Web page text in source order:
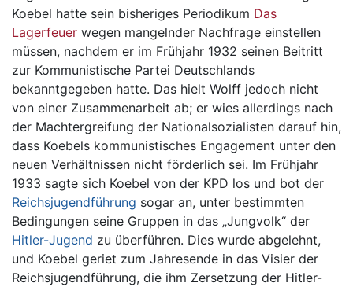
Koebel hatte sein bisheriges Periodikum Das
Lagerfeuer wegen mangelnder Nachfrage einstellen
müssen, nachdem er im Frühjahr 1932 seinen Beitritt
zur Kommunistische Partei Deutschlands
bekanntgegeben hatte. Das hielt Wolff jedoch nicht
von einer Zusammenarbeit ab; er wies allerdings nach
der Machtergreifung der Nationalsozialisten darauf hin,
dass Koebels kommunistisches Engagement unter den
neuen Verhältnissen nicht förderlich sei. Im Frühjahr
1933 sagte sich Koebel von der KPD los und bot der
Reichsjugendführung sogar an, unter bestimmten
Bedingungen seine Gruppen in das „Jungvolk“ der
Hitler-Jugend zu überführen. Dies wurde abgelehnt,
und Koebel geriet zum Jahresende in das Visier der
Reichsjugendführung, die ihm Zersetzung der Hitler-